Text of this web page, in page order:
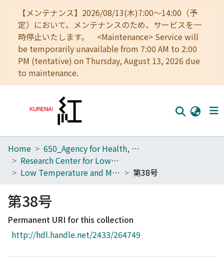
【メンテナンス】2026/08/13(木)7:00～14:00（予
定）において、メンテナンスのため、サービスを一
時停止いたします。 <Maintenance> Service will
be temporarily unavailable from 7:00 AM to 2:00
PM (tentative) on Thursday, August 13, 2026 due
to maintenance.
Home
Communities
Download Ranking
Access Statistics
Home
650_Agency for Health, Safety and Environment
Research Center for Low Temperature and Materials Sciences
Low Temperature and Materials Sciences (Kyoto University)
第38号
第38号
Permanent URI for this collection
http://hdl.handle.net/2433/264749